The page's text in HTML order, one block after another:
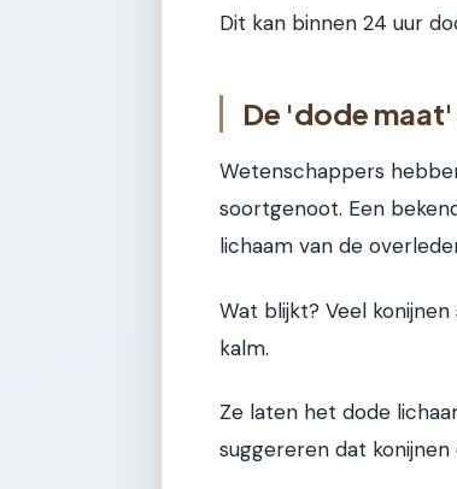
Dit kan binnen 24 uur
De 'dode
Wetenschappers
soortgenoot. Een
lichaam van de
Wat blijkt? Veel
kalm.
Ze laten het dode
suggereren dat